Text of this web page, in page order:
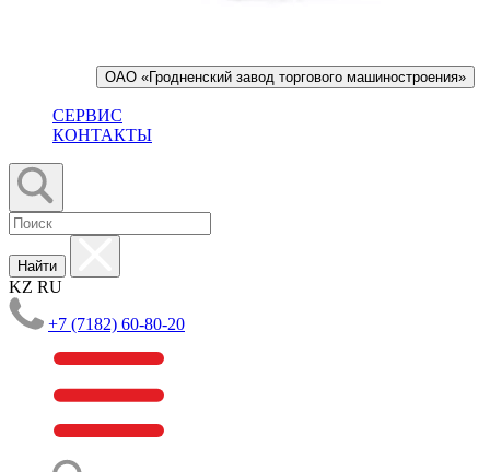
ОАО «Гродненский завод торгового машиностроения»
СЕРВИС
КОНТАКТЫ
Найти
KZ RU
+7 (7182) 60-80-20